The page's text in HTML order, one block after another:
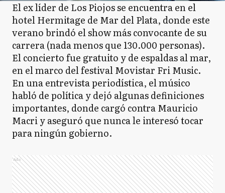
El ex líder de Los Piojos se encuentra en el
hotel Hermitage de Mar del Plata, donde este
verano brindó el show más convocante de su
carrera (nada menos que 130.000 personas).
El concierto fue gratuito y de espaldas al mar,
en el marco del festival Movistar Fri Music.
En una entrevista periodística, el músico
habló de política y dejó algunas definiciones
importantes, donde cargó contra Mauricio
Macri y aseguró que nunca le interesó tocar
para ningún gobierno.
Ads